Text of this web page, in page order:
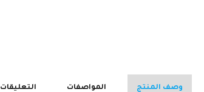
وصف المنتج المواصفات التعليقات